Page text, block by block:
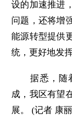
设的加速推进
问题，还将增
能源转型提供
统，更好地发
据悉，随着
成，我区有望
展。 (记者 康